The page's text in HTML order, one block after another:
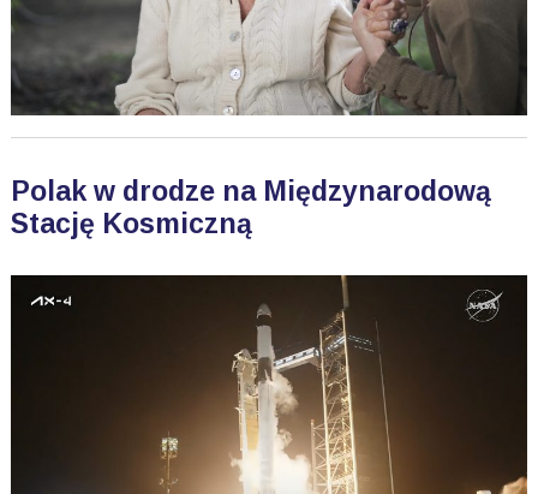
Polak w drodze na Międzynarodową
Stację Kosmiczną